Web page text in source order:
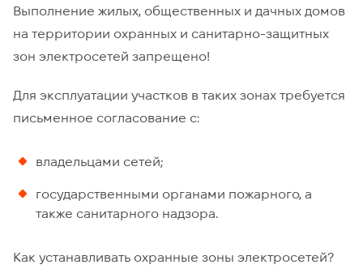
Выполнение жилых, общественных и дачных домов
на территории охранных и санитарно-защитных
зон электросетей запрещено!
Для эксплуатации участков в таких зонах требуется
письменное согласование с:
владельцами сетей;
государственными органами пожарного, а
также санитарного надзора.
Как устанавливать охранные зоны электросетей?